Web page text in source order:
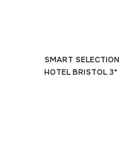
SMART SELECTION
HOTEL BRISTOL 3*